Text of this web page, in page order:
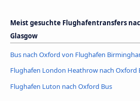
Meist gesuchte Flughafentransfers
Glasgow
Bus nach Oxford von Flughafen
Flughafen London Heathrow nach Oxford
Flughafen Luton nach Oxford Bus